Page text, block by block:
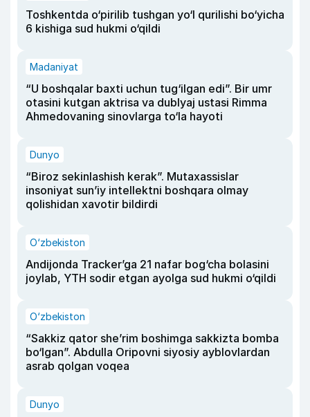
Toshkentda o‘pirilib tushgan yo‘l qurilishi bo‘yicha
6 kishiga sud hukmi o‘qildi
Madaniyat
“U boshqalar baxti uchun tug‘ilgan edi”. Bir umr
otasini kutgan aktrisa va dublyaj ustasi Rimma
Ahmedovaning sinovlarga to‘la hayoti
Dunyo
“Biroz sekinlashish kerak”. Mutaxassislar
insoniyat sun’iy intellektni boshqara olmay
qolishidan xavotir bildirdi
O‘zbekiston
Andijonda Tracker’ga 21 nafar bog‘cha bolasini
joylab, YTH sodir etgan ayolga sud hukmi o‘qildi
O‘zbekiston
“Sakkiz qator she’rim boshimga sakkizta bomba
bo‘lgan”. Abdulla Oripovni siyosiy ayblovlardan
asrab qolgan voqea
Dunyo